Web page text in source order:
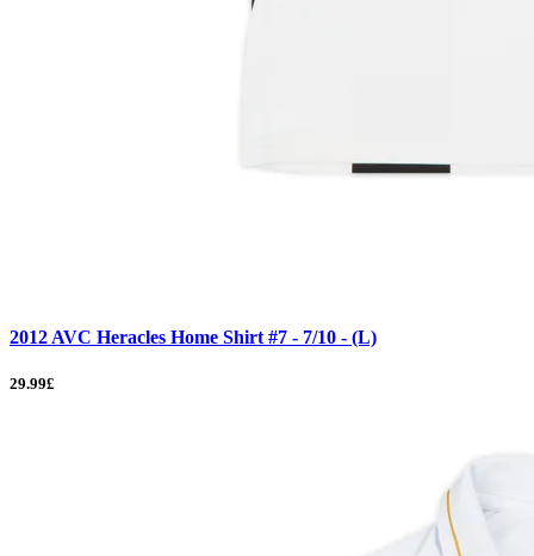
2012 AVC Heracles Home Shirt #7 - 7/10 - (L)
29.99£